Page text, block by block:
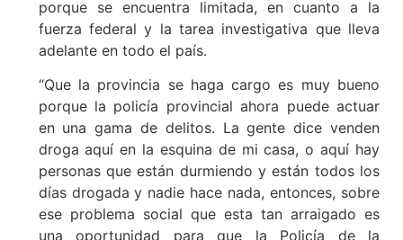
porque se encuentra limitada, en cuanto a la
fuerza federal y la tarea investigativa que lleva
adelante en todo el país.
“Que la provincia se haga cargo es muy bueno
porque la policía provincial ahora puede actuar
en una gama de delitos. La gente dice venden
droga aquí en la esquina de mi casa, o aquí hay
personas que están durmiendo y están todos los
días drogada y nadie hace nada, entonces, sobre
ese problema social que esta tan arraigado es
una oportunidad para que la Policía de la